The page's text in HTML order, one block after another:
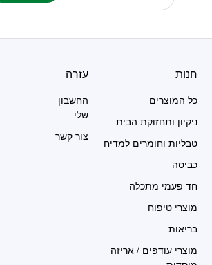
חנות
כל המוצרים
ניקיון ותחזוקת הבית
טבליות וחומרים למדיח
כביסה
חד פעמי מתכלה
מוצרי טיפוח
בריאות
מוצרי עודפים / אריזה
עזרה
החשבון
שלי
צור קשר